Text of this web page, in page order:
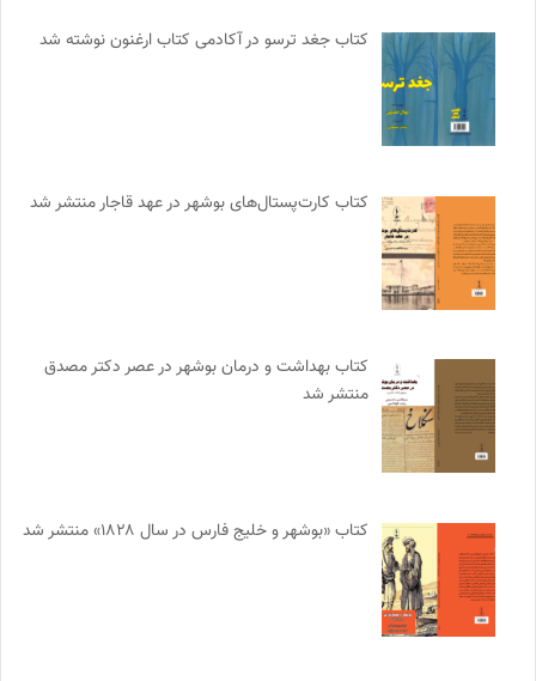
کتاب جغد ترسو در آکادمی کتاب ارغنون نوشته شد
کتاب کارت‌پستال‌های بوشهر در عهد قاجار منتشر شد
کتاب بهداشت و درمان بوشهر در عصر دکتر مصدق
منتشر شد
کتاب «بوشهر و خلیج فارس در سال ۱۸۲۸» منتشر شد